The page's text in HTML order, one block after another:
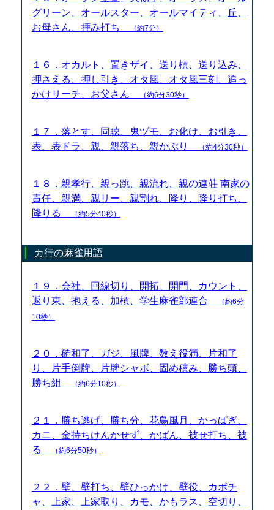
グリーン、オールスター、オールマイティ、丘、
お母さん、拝み打ち
（約7分）
１６．オカルト、置きザイ、送り槓、送り込み、
押さえる、押し引き、オタ風、オタ風三刻、追っ
かけリーチ、お父さん
（約6分30秒）
１７．落とす、同聴、鬼ヅモ、お化け、お引き、
表、表ドラ、親、親落ち、親かぶり
（約4分30秒）
１８．親孝行、親っ跳、親流れ、親の連荘 南家の
責任、親満、親リー、親割れ、降り、降り打ち、
降りる
（約5分40秒）
カ行の麻雀用語
１９．会社、回線切り、開拓、開門、カウント、
返り東、抱える、加槓、学生麻雀部連合
（約6分
10秒）
２０．確和了、ガジ、風牌、数え役満、片和了
り、片手倒牌、片牌シャボ、固め積み、勝ち頭、
勝ち組
（約6分10秒）
２１．勝ち逃げ、勝ち分、花鳥風月、かっぱぎ、
カニ、金持ちけんかせず、かばん、被せ打ち、被
る
（約6分50秒）
２２．壁、壁打ち、壁ひっかけ、壁役、カボチ
ャ、上家、上家取り、カモ、かもラス、空切り、